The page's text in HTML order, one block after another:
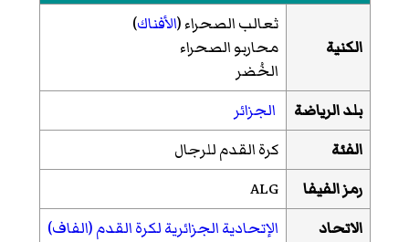
الكنية
ثعالب الصحراء (الأفناك)
محاربو الصحراء
الخُضر
بلد الرياضة
الجزائر
الفئة
كرة القدم للرجال
رمز الفيفا
ALG
الاتحاد
الإتحادية الجزائرية لكرة القدم (الفاف)